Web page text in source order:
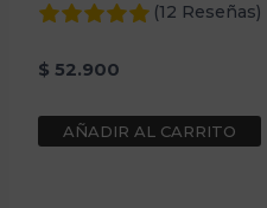
(12 Reseñas)
$ 52.900
AÑADIR AL CARRITO